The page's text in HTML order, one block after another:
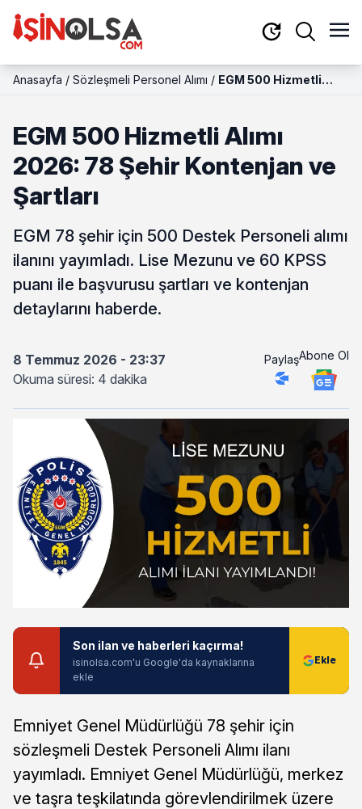
Anasayfa / Sözleşmeli Personel Alımı / EGM 500 Hizmetli
EGM 500 Hizmetli Alımı
2026: 78 Şehir Kontenjan ve
Şartları
EGM 78 şehir için 500 Destek Personeli alımı
ilanını yayımladı. Lise Mezunu ve 60 KPSS
puanı ile başvurusu şartları ve kontenjan
detaylarını haberde.
8 Temmuz 2026 - 23:37
Okuma süresi: 4 dakika
PaylaşAbone Ol
Son ilan ve haberleri kaçırma!
isinolsa.com'u Google'da kaynaklarına
ekle
Emniyet Genel Müdürlüğü 78 şehir için
sözleşmeli Destek Personeli Alımı ilanı
yayımladı. Emniyet Genel Müdürlüğü, merkez
ve taşra teşkilatında görevlendirilmek üzere